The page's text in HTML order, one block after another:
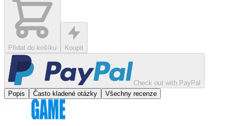
Přidat do košíku Koupit
Check out with PayPal
Popis
Často kladené otázky Všechny recenze